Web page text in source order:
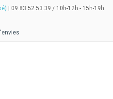
| 09.83.52.53.39 / 10h-12h - 15h-19h